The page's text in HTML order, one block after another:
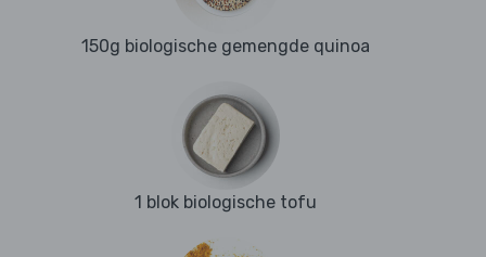
150g biologische gemengde quinoa
1 blok biologische tofu